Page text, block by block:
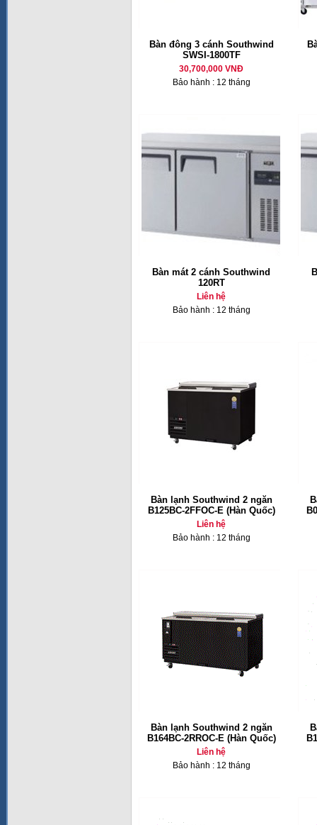
Bàn đông 3 cánh Southwind
SWSI-1800TF
30,700,000 VNĐ
Bảo hành : 12 tháng
Bàn mát 2 cánh Southwind
120RT
Liên hệ
Bảo hành : 12 tháng
Bàn lạnh Southwind 2 ngăn
B125BC-2FFOC-E (Hàn Quốc)
Liên hệ
Bảo hành : 12 tháng
Bàn lạnh Southwind 2 ngăn
B164BC-2RROC-E (Hàn Quốc)
Liên hệ
Bảo hành : 12 tháng